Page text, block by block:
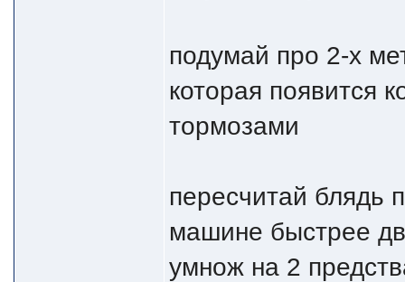
подумай про 2-х
которая появится
тормозами
пересчитай блядь
машине быстрее
умнож на 2